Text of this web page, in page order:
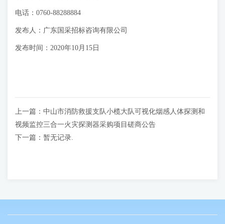
电话：0760-88288884
发布人：广东国采招标咨询有限公司
发布时间：2020年10月15日
上一篇： 中山市消防救援支队小榄大队可视化烟感人体探测和
视频监控三合一火灾探测器采购项目磋商公告
下一篇： 暂无记录.